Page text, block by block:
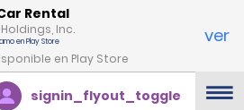
Rental
Inc.
en Play Store
ver
signin_flyout_toggle